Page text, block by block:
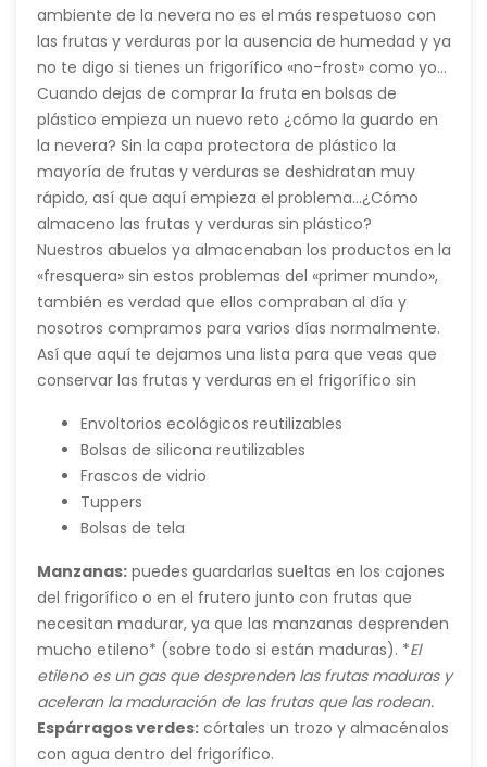
ambiente de la nevera no es el más respetuoso con
las frutas y verduras por la ausencia de humedad y ya
no te digo si tienes un frigorífico «no-frost» como yo…
Cuando dejas de comprar la fruta en bolsas de
plástico empieza un nuevo reto ¿cómo la guardo en
la nevera? Sin la capa protectora de plástico la
mayoría de frutas y verduras se deshidratan muy
rápido, así que aquí empieza el problema…¿Cómo
almaceno las frutas y verduras sin plástico?
Nuestros abuelos ya almacenaban los productos en la
«fresquera» sin estos problemas del «primer mundo»,
también es verdad que ellos compraban al día y
nosotros compramos para varios días normalmente.
Así que aquí te dejamos una lista para que veas que
conservar las frutas y verduras en el frigorífico sin
de aluminio… Esto es lo que necesitas a partir de
ahora, productos reutilizables:
Envoltorios ecológicos reutilizables
Bolsas de silicona reutilizables
Frascos de vidrio
Tuppers
Bolsas de tela
Manzanas: puedes guardarlas sueltas en los cajones
del frigorífico o en el frutero junto con frutas que
necesitan madurar, ya que las manzanas desprenden
mucho etileno* (sobre todo si están maduras). *El
etileno es un gas que desprenden las frutas maduras y
aceleran la maduración de las frutas que las rodean.
Espárragos verdes: córtales un trozo y almacénalos
con agua dentro del frigorífico.